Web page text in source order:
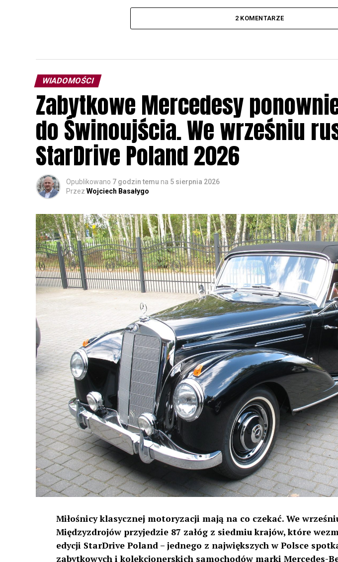
2 KOMENTARZE
WIADOMOŚCI
Zabytkowe Mercedesy
do Świnoujścia. We wrześniu
StarDrive Poland 2026
Opublikowano 7 godzin temu na 5 sierpnia 2026
Przez Wojciech Basałygo
Miłośnicy klasycznej motoryzacji mają na co czekać. We
Międzyzdrojów przyjedzie 87 załóg z siedmiu krajów, które
edycji StarDrive Poland – jednego z największych w Polsce
zabytkowych i kolekcjonerskich samochodów marki Mercedes-